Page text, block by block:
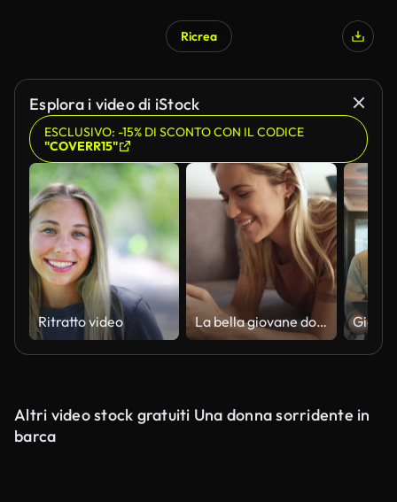
Ricrea
Esplora i video di iStock
ESCLUSIVO: -15% DI SCONTO CON IL CODICE
"COVERR15"
Ritratto video La bella giovane donna è seduta a casa, digitando e leggendo il messaggio sul telefono cellulare e sembra molto felice
Altri video stock gratuiti Una donna sorridente in
barca